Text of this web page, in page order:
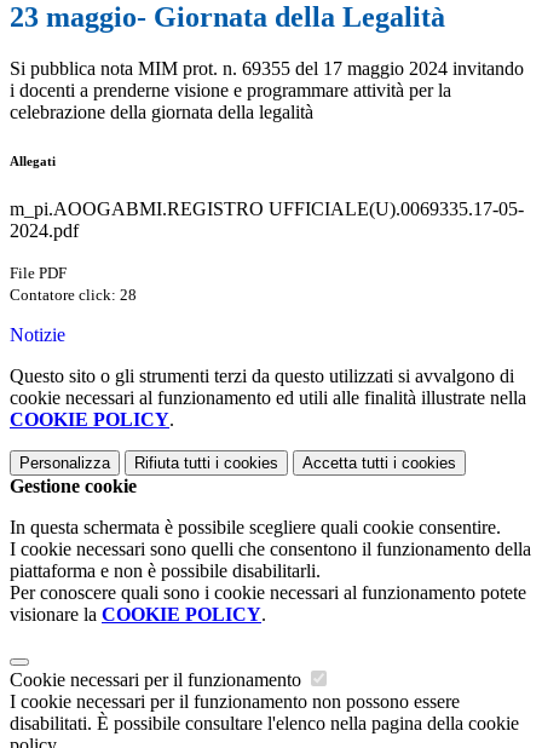
23 maggio- Giornata della Legalità
Si pubblica nota MIM prot. n. 69355 del 17 maggio 2024 invitando
i docenti a prenderne visione e programmare attività per la
celebrazione della giornata della legalità
Allegati
m_pi.AOOGABMI.REGISTRO UFFICIALE(U).0069335.17-05-
2024.pdf
File PDF
Contatore click: 28
Notizie
Questo sito o gli strumenti terzi da questo utilizzati si avvalgono di
cookie necessari al funzionamento ed utili alle finalità illustrate nella
COOKIE POLICY.
Personalizza Rifiuta tutti i cookies Accetta tutti i cookies
Gestione cookie
In questa schermata è possibile scegliere quali cookie consentire.
I cookie necessari sono quelli che consentono il funzionamento della
piattaforma e non è possibile disabilitarli.
Per conoscere quali sono i cookie necessari al funzionamento potete
visionare la COOKIE POLICY.
Cookie necessari per il funzionamento
I cookie necessari per il funzionamento non possono essere
disabilitati. È possibile consultare l'elenco nella pagina della cookie